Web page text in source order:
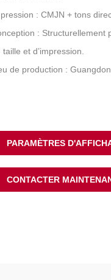
: CMJN + tons
: Structurellement
taille et d’impression.
de production :
PARAMÈTRES
CONTACTER